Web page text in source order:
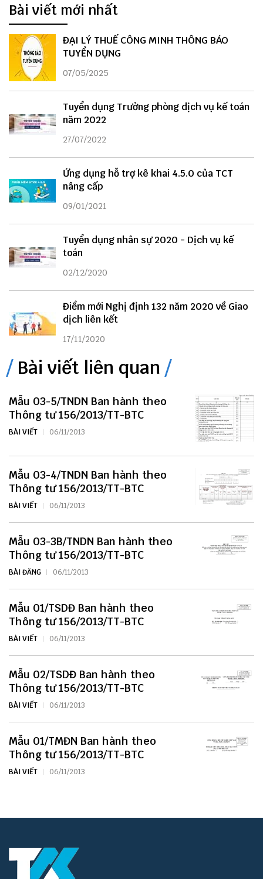
Bài viết mới nhất
ĐẠI LÝ THUẾ CÔNG MINH THÔNG BÁO
TUYỂN DỤNG
07/05/2025
Tuyển dụng Trưởng phòng dịch vụ kế toán
năm 2022
27/07/2022
Ứng dụng hỗ trợ kê khai 4.5.0 của TCT
nâng cấp
09/01/2021
Tuyển dụng nhân sự 2020 - Dịch vụ kế
toán
02/12/2020
Điểm mới Nghị định 132 năm 2020 về Giao
dịch liên kết
17/11/2020
Bài viết liên quan
Mẫu 03-5/TNDN Ban hành theo
Thông tư 156/2013/TT-BTC
BÀI VIẾT 06/11/2013
Mẫu 03-4/TNDN Ban hành theo
Thông tư 156/2013/TT-BTC
BÀI VIẾT 06/11/2013
Mẫu 03-3B/TNDN Ban hành theo
Thông tư 156/2013/TT-BTC
BÀI ĐĂNG 06/11/2013
Mẫu 01/TSDĐ Ban hành theo
Thông tư 156/2013/TT-BTC
BÀI VIẾT 06/11/2013
Mẫu 02/TSDĐ Ban hành theo
Thông tư 156/2013/TT-BTC
BÀI VIẾT 06/11/2013
Mẫu 01/TMĐN Ban hành theo
Thông tư 156/2013/TT-BTC
BÀI VIẾT 06/11/2013